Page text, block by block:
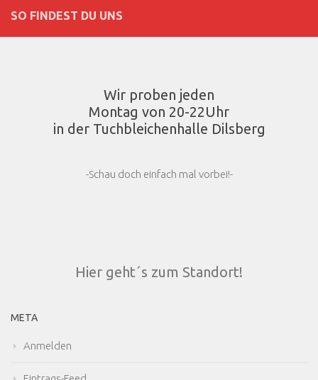
SO FINDEST DU UNS
Wir proben jeden
Montag von 20-22Uhr
in der Tuchbleichenhalle Dilsberg
-Schau doch einfach mal vorbei!-
Hier geht´s zum Standort!
META
Anmelden